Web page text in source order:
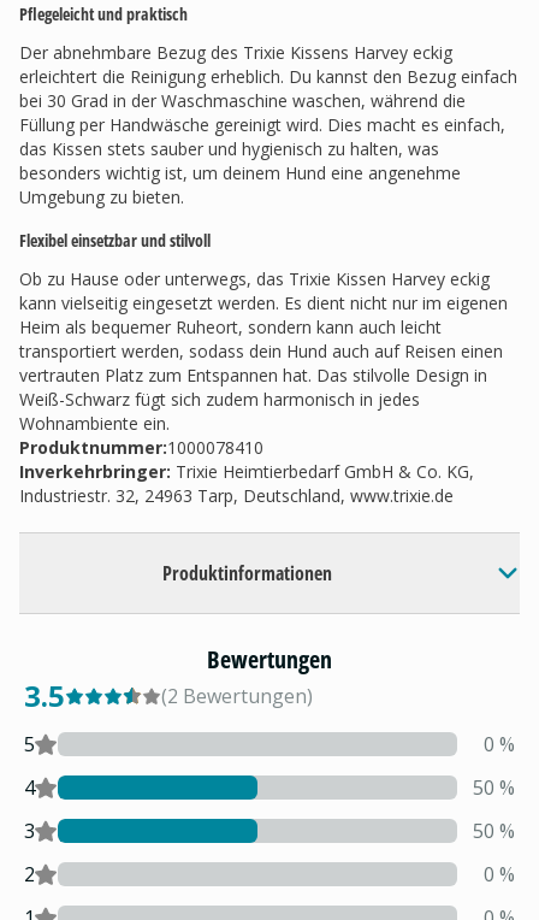
Pflegeleicht und praktisch
Der abnehmbare Bezug des Trixie Kissens Harvey eckig
erleichtert die Reinigung erheblich. Du kannst den Bezug einfach
bei 30 Grad in der Waschmaschine waschen, während die
Füllung per Handwäsche gereinigt wird. Dies macht es einfach,
das Kissen stets sauber und hygienisch zu halten, was
besonders wichtig ist, um deinem Hund eine angenehme
Umgebung zu bieten.
Flexibel einsetzbar und stilvoll
Ob zu Hause oder unterwegs, das Trixie Kissen Harvey eckig
kann vielseitig eingesetzt werden. Es dient nicht nur im eigenen
Heim als bequemer Ruheort, sondern kann auch leicht
transportiert werden, sodass dein Hund auch auf Reisen einen
vertrauten Platz zum Entspannen hat. Das stilvolle Design in
Weiß-Schwarz fügt sich zudem harmonisch in jedes
Wohnambiente ein.
Produktnummer:1000078410
Inverkehrbringer: Trixie Heimtierbedarf GmbH & Co. KG,
Industriestr. 32, 24963 Tarp, Deutschland, www.trixie.de
Produktinformationen
Bewertungen
3.5 (2 Bewertungen)
5
0 %
4
50 %
3
50 %
2
0 %